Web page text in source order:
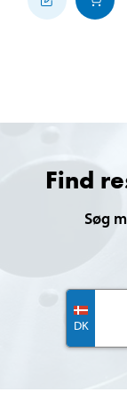
Find
Søg
DK